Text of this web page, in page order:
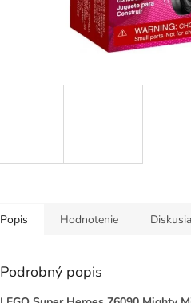
Popis Hodnotenie Diskusia
Podrobný popis